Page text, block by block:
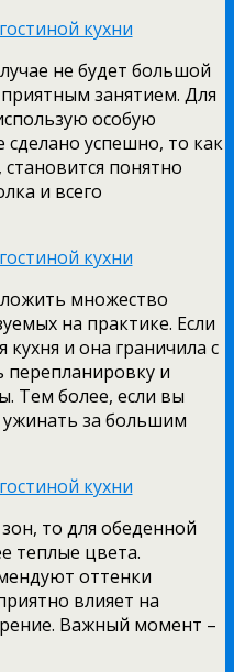
не будет большой
занятием. Для
особую
сделано успешно, то как
понятно
и всего
множество
на практике. Если
кухня и она граничила с
перепланировку и
Тем более, если вы
ужинать за большим
то для обеденной
теплые цвета.
оттенки
влияет на
Важный момент –